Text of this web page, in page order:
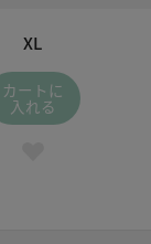
XL
カートに
入れる